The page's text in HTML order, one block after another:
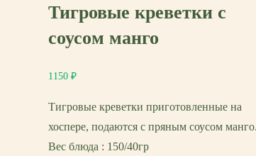
Тигровые креветки с
соусом манго
1150 ₽
Тигровые креветки приготовленные на
хоспере, подаются с пряным соусом манго.
Вес блюда : 150/40гр